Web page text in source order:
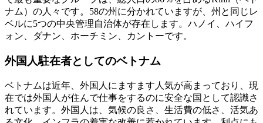
ナム）の人々です。58の州に分かれていますが、州と同じレ
ベルに5つの中央管理自治体が存在します。ハノイ、ハイフ
ォン、ダナン、ホーチミン、カントーです。
外国人駐在者としてのベトナム
ベトナムは近年、外国人にますます人気が高まっており、現
在では外国人が住んで仕事をするのに安全な国として認識さ
れています。外国人は、気候の良さ、生活費の低さ、活気あ